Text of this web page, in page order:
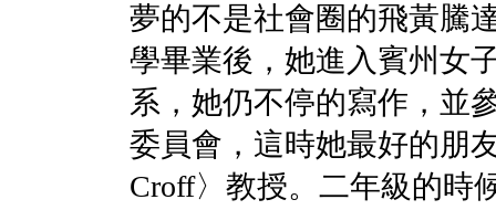
夢的不是社會圈的飛黃騰
學畢業後，她進入賓州女
系，她仍不停的寫作，並
委員會，這時她最好的朋
Croff〉教授。二年級的時